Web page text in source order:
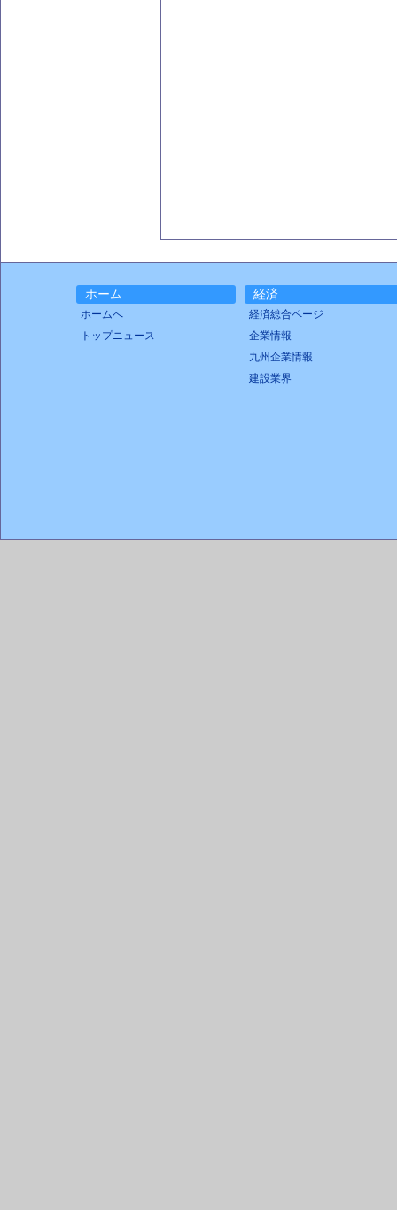
ホーム
ホームへ
トップニュース
経済
経済総合ページ
企業情報
九州企業情報
建設業界